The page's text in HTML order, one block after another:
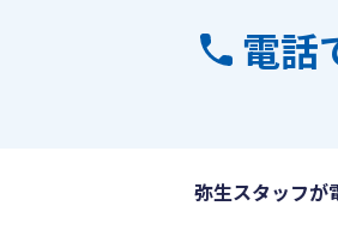
電話
弥生スタッフが